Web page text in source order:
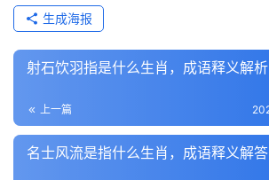
生成海报
射石饮羽指是什么生肖，成语释义解析
上一篇
名士风流是指什么生肖，成语释义解答